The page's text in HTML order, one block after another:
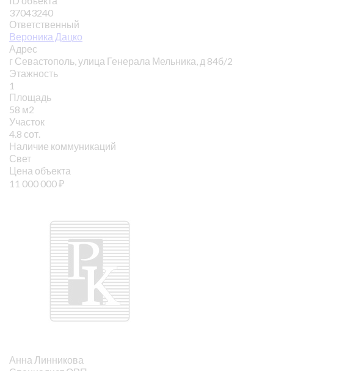
37043240
Ответственный
Вероника Дацко
Адрес
г Севастополь, улица Генерала Мельника, д 84б/2
Этажность
1
Площадь
58 м2
Участок
4.8 сот.
Наличие коммуникаций
Свет
Цена объекта
11 000 000₽
Анна Линникова